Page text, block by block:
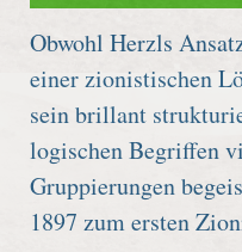
Obwohl Herzls
einer zionistischen
sein brillant
logischen Begriffen
Gruppierungen
1897 zum ersten